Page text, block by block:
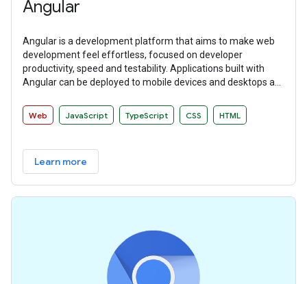
Angular
Angular is a development platform that aims to make web
development feel effortless, focused on developer
productivity, speed and testability. Applications built with
Angular can be deployed to mobile devices and desktops as
Web JavaScript TypeScript CSS HTML
Learn more